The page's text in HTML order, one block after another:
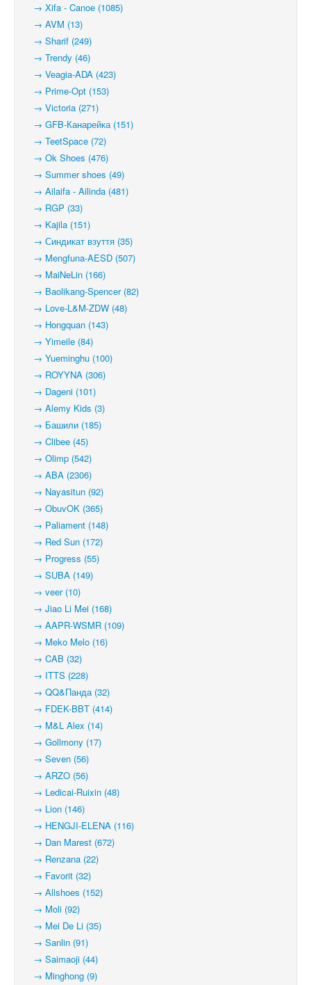
→ Xifa - Canoe (1085)
→ AVM (13)
→ Sharif (249)
→ Trendy (46)
→ Veagia-ADA (423)
→ Prime-Opt (153)
→ Victoria (271)
→ GFB-Канарейка (151)
→ TeetSpace (72)
→ Ok Shoes (476)
→ Summer shoes (49)
→ Ailaifa - Ailinda (481)
→ RGP (33)
→ Kajila (151)
→ Синдикат взуття (35)
→ Mengfuna-AESD (507)
→ MaiNeLin (166)
→ Baolikang-Spencer (82)
→ Love-L&M-ZDW (48)
→ Hongquan (143)
→ Yimeile (84)
→ Yueminghu (100)
→ ROYYNA (306)
→ Dageni (101)
→ Alemy Kids (3)
→ Башили (185)
→ Clibee (45)
→ Olimp (542)
→ ABA (2306)
→ Nayasitun (92)
→ ObuvOK (365)
→ Paliament (148)
→ Red Sun (172)
→ Progress (55)
→ SUBA (149)
→ veer (10)
→ Jiao Li Mei (168)
→ AAPR-WSMR (109)
→ Meko Melo (16)
→ CAB (32)
→ ITTS (228)
→ QQ&Панда (32)
→ FDEK-BBT (414)
→ M&L Alex (14)
→ Gollmony (17)
→ Seven (56)
→ ARZO (56)
→ Ledicai-Ruixin (48)
→ Lion (146)
→ HENGJI-ELENA (116)
→ Dan Marest (672)
→ Renzana (22)
→ Favorit (32)
→ Allshoes (152)
→ Moli (92)
→ Mei De Li (35)
→ Sanlin (91)
→ Saimaoji (44)
→ Minghong (9)